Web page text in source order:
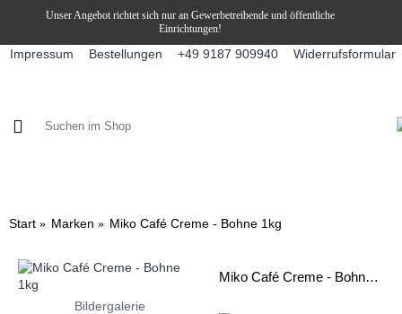
Unser Angebot richtet sich nur an Gewerbetreibende und öffentliche
Einrichtungen!
Impressum Bestellungen +49 9187 909940 Widerrufsformular
Start Marken Miko Café Creme - Bohne 1kg
Bildergalerie
Miko Café Creme - Bohne 1kg